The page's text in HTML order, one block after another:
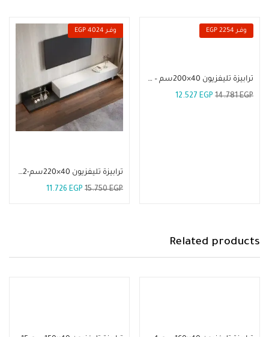
وفــر 2254 EGP
ترابيزة تليفزيون 40×200سم – TLV 21
14.781EGP
12.527 EGP
وفــر 4024 EGP
ترابيزة تليفزيون 40×220سم-TLV 52
15.750EGP
11.726 EGP
Related products